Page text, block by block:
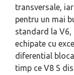
transversale,
pentru un mai
standard la V6,
echipate cu
diferential
timp ce V8 S